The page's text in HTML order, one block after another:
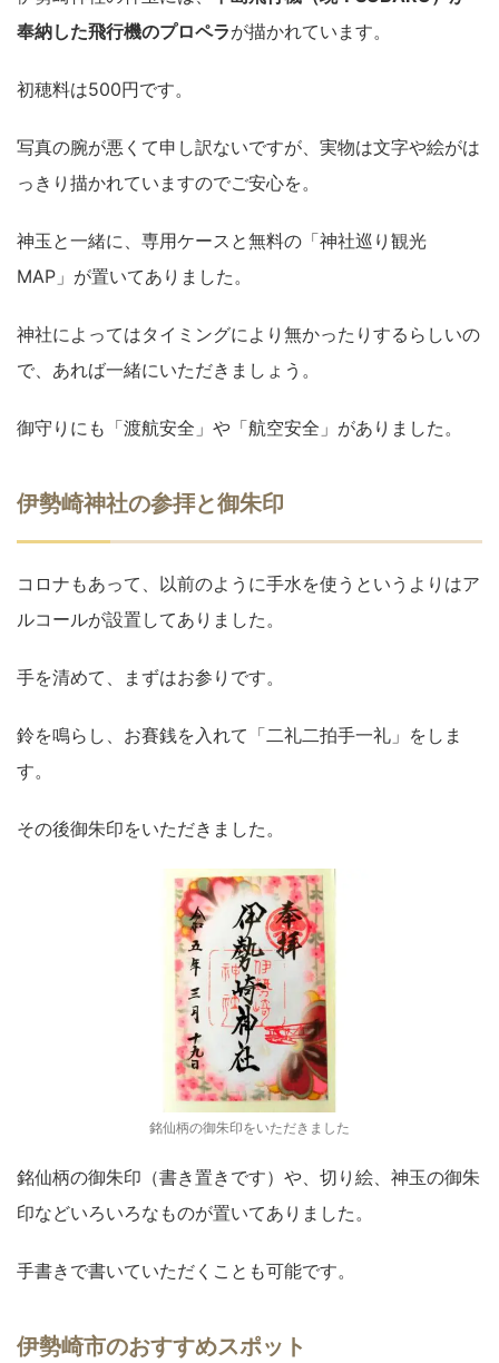
奉納した飛行機のプロペラが描かれています。
初穂料は500円です。
写真の腕が悪くて申し訳ないですが、実物は文字や絵がは
っきり描かれていますのでご安心を。
神玉と一緒に、専用ケースと無料の「神社巡り観光
MAP」が置いてありました。
神社によってはタイミングにより無かったりするらしいの
で、あれば一緒にいただきましょう。
御守りにも「渡航安全」や「航空安全」がありました。
伊勢崎神社の参拝と御朱印
コロナもあって、以前のように手水を使うというよりはア
ルコールが設置してありました。
手を清めて、まずはお参りです。
鈴を鳴らし、お賽銭を入れて「二礼二拍手一礼」をしま
す。
その後御朱印をいただきました。
銘仙柄の御朱印をいただきました
銘仙柄の御朱印（書き置きです）や、切り絵、神玉の御朱
印などいろいろなものが置いてありました。
手書きで書いていただくことも可能です。
伊勢崎市のおすすめスポット